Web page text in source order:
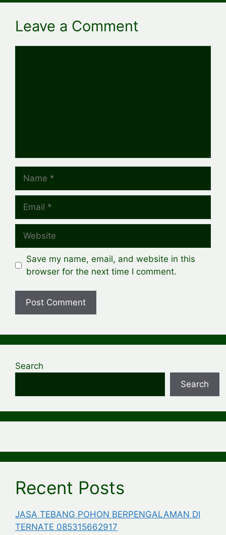
Leave a Comment
Save my name, email, and website in this
browser for the next time I comment.
Search
Search
Recent Posts
JASA TEBANG POHON BERPENGALAMAN DI
TERNATE 085315662917